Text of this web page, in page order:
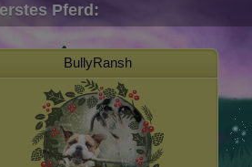
Pferd:
BullyRansh